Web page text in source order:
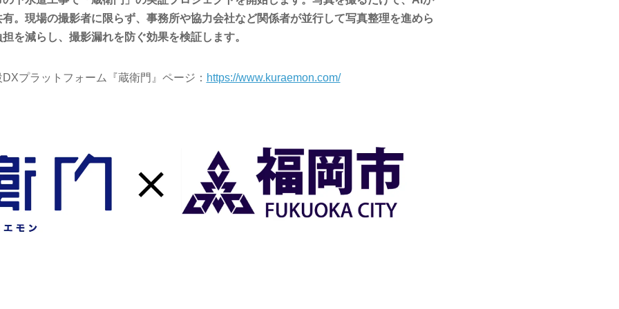
。現場の撮影者に限らず、事務所や協力会社など関係者が並行して写真整理を進めら
を減らし、撮影漏れを防ぐ効果を検証します。
プラットフォーム『蔵衛門』ページ： https://www.kuraemon.com/